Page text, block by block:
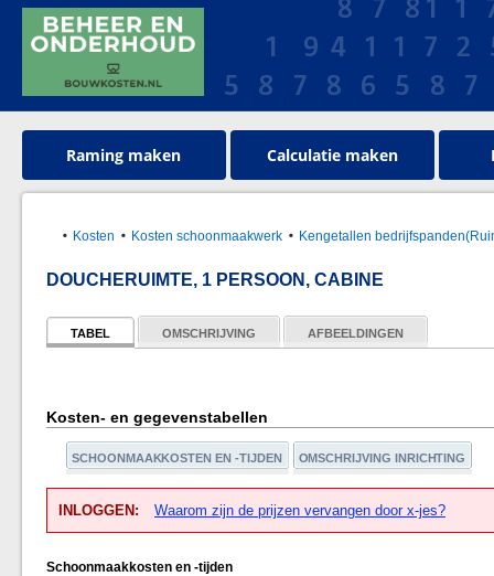
Raming maken Calculatie maken
Kosten Kosten schoonmaakwerk Kengetallen
DOUCHERUIMTE, 1 PERSOON, CABINE
TABEL OMSCHRIJVING AFBEELDINGEN
Kosten- en gegevenstabellen
SCHOONMAAKKOSTEN EN -TIJDEN OMSCHRIJVING INRICHTING
INLOGGEN: Waarom zijn de prijzen vervangen door x-jes?
Schoonmaakkosten en -tijden